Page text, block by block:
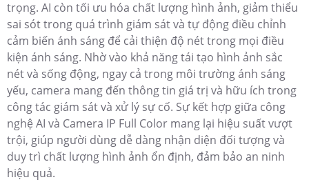
trọng. AI còn tối ưu hóa chất lượng hình ảnh, giảm thiểu
sai sót trong quá trình giám sát và tự động điều chỉnh
cảm biến ánh sáng để cải thiện độ nét trong mọi điều
kiện ánh sáng. Nhờ vào khả năng tái tạo hình ảnh sắc
nét và sống động, ngay cả trong môi trường ánh sáng
yếu, camera mang đến thông tin giá trị và hữu ích trong
công tác giám sát và xử lý sự cố. Sự kết hợp giữa công
nghệ AI và Camera IP Full Color mang lại hiệu suất vượt
trội, giúp người dùng dễ dàng nhận diện đối tượng và
duy trì chất lượng hình ảnh ổn định, đảm bảo an ninh
hiệu quả.